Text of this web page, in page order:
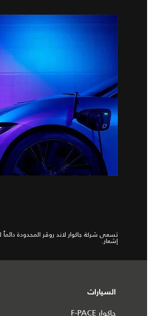
تسعى شركة جاكوار لاند روڤر المحدودة
إشعار.
السيارات
جاكوار F-PACE